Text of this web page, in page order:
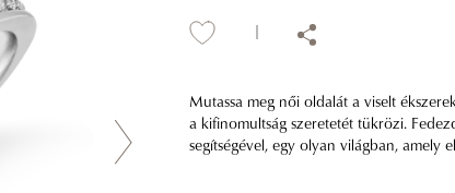
Mutassa meg női oldalát a viselt
a kifinomultság szeretetét tükrözi.
segítségével, egy olyan világban, amely